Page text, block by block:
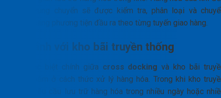
điểm trung chuyển sẽ được kiểm tra, phân loại và
nhanh sang phương tiện đầu ra theo từng tuyến giao hàng.
So sánh với kho bãi truyền thống
Sự khác biệt chính giữa cross docking và kho bãi
thống nằm ở cách thức xử lý hàng hóa. Trong khi kho
thống yêu cầu lưu trữ hàng hóa trong nhiều ngày hoặc